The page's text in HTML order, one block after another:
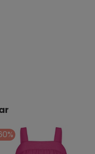
Infantil Menina